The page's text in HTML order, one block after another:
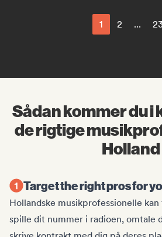
1 2 ...
Sådan kommer du i
de rigtige
Holland
Target the right pros for
Hollandske musikprofessionelle
spille dit nummer i radioen, omtale